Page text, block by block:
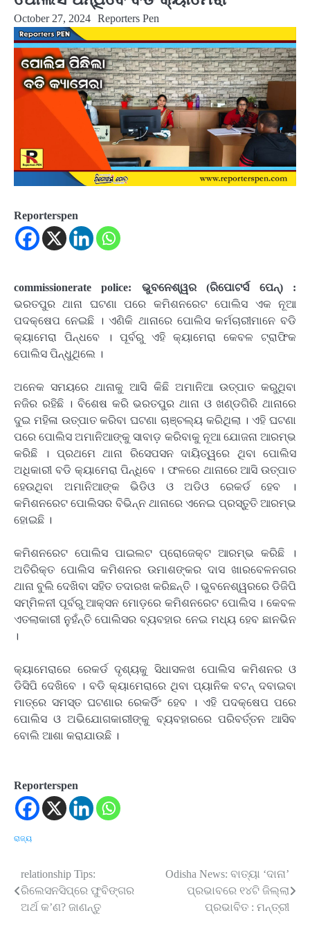
October 27, 2024 Reporters Pen
Reporterspen
commissionerate police: ଭୁବନେଶ୍ୱର (ରିପୋଟର୍ସ ପେନ୍‌) :
ଭରତପୁର ଥାନା ଘଟଣା ପରେ କମିଶନରେଟ ପୋଲିସ ଏକ ନୂଆ
ପଦକ୍ଷେପ ନେଇଛି । ଏଣିକି ଥାନାରେ ପୋଲିସ କର୍ମଚାରୀମାନେ ବଡି
କ୍ୟାମେରା ପିନ୍ଧବେ । ପୂର୍ବରୁ ଏହି କ୍ୟାମେରା କେବଳ ଟ୍ରାଫିକ
ପୋଲିସ ପିନ୍ଧୁଥିଲେ ।
ଅନେକ ସମୟରେ ଥାନାକୁ ଆସି କିଛି ଅମାନିଆ ଉତ୍ପାତ କରୁଥିବା
ନଜିର ରହିଛି । ବିଶେଷ କରି ଭରତପୁର ଥାନା ଓ ଖଣ୍ଡଗିରି ଥାନାରେ
ଦୁଇ ମହିଳା ଉତ୍ପାତ କରିବା ଘଟଣା ଚାଞ୍ଚଲ୍ୟ କରିଥିଲା । ଏହି ଘଟଣା
ପରେ ପୋଲିସ ଅମାନିଆଙ୍କୁ ସାବାଡ଼ କରିବାକୁ ନୂଆ ଯୋଜନା ଆରମ୍ଭ
କରିଛି । ପ୍ରଥମେ ଥାନା ରିସେପସନ ଦାୟିତ୍ୱରେ ଥିବା ପୋଲିସ
ଅଧିକାରୀ ବଡି କ୍ୟାମେରା ପିନ୍ଧିବେ । ଫଳରେ ଥାନାରେ ଆସି ଉତ୍ପାତ
ହେଉଥିବା ଅମାନିଆଙ୍କ ଭିଡିଓ ଓ ଅଡିଓ ରେକର୍ଡ ହେବ ।
କମିଶନରେଟ ପୋଲିସର ବିଭିନ୍ନ ଥାନାରେ ଏନେଇ ପ୍ରସ୍ତୁତି ଆରମ୍ଭ
ହୋଇଛି ।
କମିଶନରେଟ ପୋଲିସ ପାଇଲଟ ପ୍ରୋଜେକ୍ଟ ଆରମ୍ଭ କରିଛି ।
ଅତିରିକ୍ତ ପୋଲିସ କମିଶନର ଉମାଶଙ୍କର ଦାସ ଖାରବେଳନଗର
ଥାନା ବୁଲି ଦେଖିବା ସହିତ ତଦାରଖ କରିଛନ୍ତି । ଭୁବନେଶ୍ୱରରେ ଡିଜିପି
ସମ୍ମିଳନୀ ପୂର୍ବରୁ ଆକ୍ସନ ମୋଡ଼ରେ କମିଶନରେଟ ପୋଲିସ । କେବଳ
ଏତଲାକାରୀ ନୁହଁନ୍ତି ପୋଲିସର ବ୍ୟବହାର ନେଇ ମଧ୍ୟ ହେବ ଛାନଭିନ
।
କ୍ୟାମେରାରେ ରେକର୍ଡ ଦୃଶ୍ୟକୁ ସିଧାସଳଖ ପୋଲିସ କମିଶନର ଓ
ଡିସିପି ଦେଖିବେ । ବଡି କ୍ୟାମେରାରେ ଥିବା ପ୍ୟାନିକ ବଟନ୍ ଦବାଇବା
ମାତ୍ରେ ସମସ୍ତ ଘଟଣାର ରେକର୍ଡିଂ ହେବ । ଏହି ପଦକ୍ଷେପ ପରେ
ପୋଲିସ ଓ ଅଭିଯୋଗକାରୀଙ୍କୁ ବ୍ୟବହାରରେ ପରିବର୍ତ୍ତନ ଆସିବ
ବୋଲି ଆଶା କରାଯାଉଛି ।
Reporterspen
ରାଜ୍ୟ
Post
navigation
relationship Tips:
ରିଲେସନସିପ୍‌ରେ ଫୁବିଙ୍ଗର
ଅର୍ଥ କ’ଣ? ଜାଣନ୍ତୁ
Odisha News: ବାତ୍ୟା ‘ଦାନା’
ପ୍ରଭାବରେ ୧୪ଟି ଜିଲ୍ଲା
ପ୍ରଭାବିତ : ମନ୍ତ୍ରୀ